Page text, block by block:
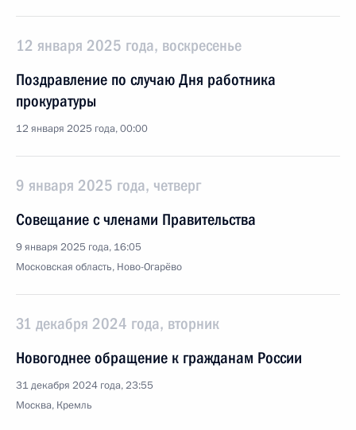
12 января 2025 года, воскресенье
Поздравление по случаю Дня работника
прокуратуры
12 января 2025 года, 00:00
9 января 2025 года, четверг
Совещание с членами Правительства
9 января 2025 года, 16:05
Московская область, Ново-Огарёво
31 декабря 2024 года, вторник
Новогоднее обращение к гражданам России
31 декабря 2024 года, 23:55
Москва, Кремль